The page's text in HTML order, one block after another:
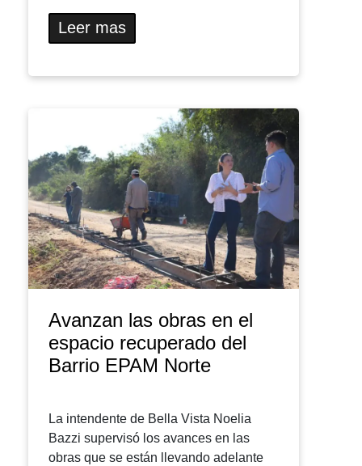
Leer mas
Avanzan las obras en el
espacio recuperado del
Barrio EPAM Norte
La intendente de Bella Vista Noelia
Bazzi supervisó los avances en las
obras que se están llevando adelante